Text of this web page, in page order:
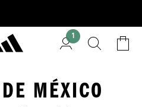
1
MÉXICO